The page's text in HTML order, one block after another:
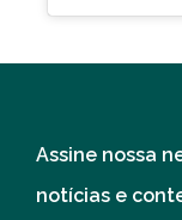
Assine nossa
notícias e